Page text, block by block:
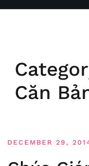
Căn
DECEMBER 29,